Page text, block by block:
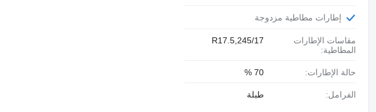
إطارات مطاطية مزدوجة
مقاسات الإطارات
المطاطية:
245/17,R17.5
حالة الإطارات: 70 %
الفرامل: طبلة